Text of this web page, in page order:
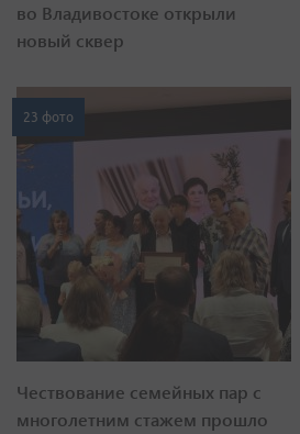
во Владивостоке открыли
новый сквер
23 фото
Чествование семейных пар с
многолетним стажем прошло